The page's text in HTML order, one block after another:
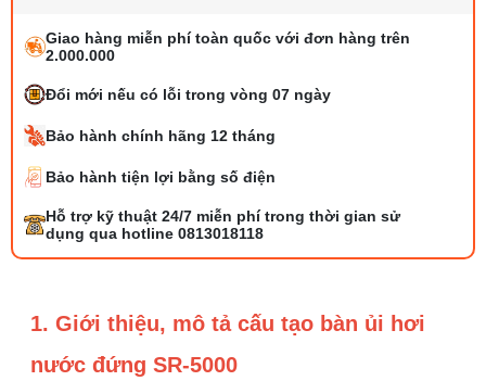
Giao hàng miễn phí toàn quốc với đơn hàng trên
2.000.000
Đổi mới nếu có lỗi trong vòng 07 ngày
Bảo hành chính hãng 12 tháng
Bảo hành tiện lợi bằng số điện
Hỗ trợ kỹ thuật 24/7 miễn phí trong thời gian sử
dụng qua hotline 0813018118
1. Giới thiệu, mô tả cấu tạo bàn ủi hơi
nước đứng SR-5000
Bộ phụ trợ kéo vải máy may là gì? Công
dụng và cách lắp
đáng mua